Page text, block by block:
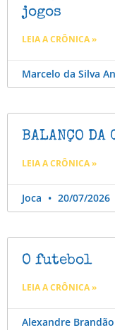
jogos
LEIA A CRÔNICA »
Marcelo da Silva
BALANÇO DA
LEIA A CRÔNICA »
Joca 20/07/2026
O futebol
LEIA A CRÔNICA »
Alexandre Brandão